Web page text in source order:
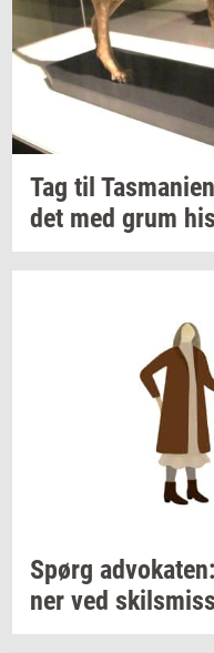
Tag til
det med grum
Spørg ad­vo­ka­ten:
ner ved